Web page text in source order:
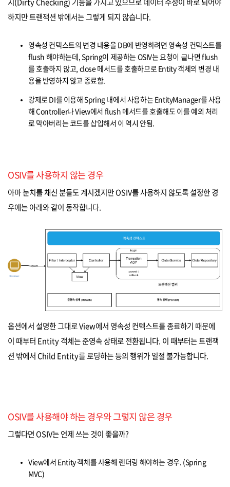
하지만 트랜잭션 밖에서는 그렇게 되지 않습니다.
영속성 컨텍스트의 변경 내용을 DB에 반영하려면 영속성 컨텍스트를
flush 해야하는데, Spring이 제공하는 OSIV는 요청이 긑나면 flush
를 호출하지 않고, close 메서드를 호출하므로 Entity 객체의 변경 내
용을 반영하지 않고 종료함.
강제로 DI를 이용해 Spring 내에서 사용하는 EntityManager를 사용
해 Controller나 View에서 flush 메서드를 호출해도 이를 예외 처리
로 막아버리는 코드를 삽입해서 이 역시 안됨.
OSIV를 사용하지 않는 경우
아마 눈치를 채신 분들도 계시겠지만 OSIV를 사용하지 않도록 설정한 경
우에는 아래와 같이 동작합니다.
옵션에서 설명한 그대로 View에서 영속성 컨텍스트를 종료하기 때문에
이 때부터 Entity 객체는 준영속 상태로 전환됩니다. 이 때부터는 트랜잭
션 밖에서 Child Entity를 로딩하는 등의 행위가 일절 불가능합니다.
OSIV를 사용해야 하는 경우와 그렇지 않은 경우
그렇다면 OSIV는 언제 쓰는 것이 좋을까?
View에서 Entity 객체를 사용해 렌더링 해야하는 경우. (Spring
MVC)